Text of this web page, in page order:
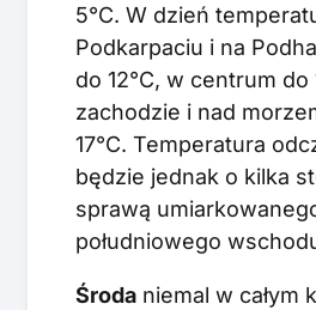
5°C. W dzień
Podkarpaciu i na
do 12°C, w centrum do
zachodzie i nad
17°C. Temperatura
będzie jednak o kilka
sprawą
południowego
Środa niemal w całym